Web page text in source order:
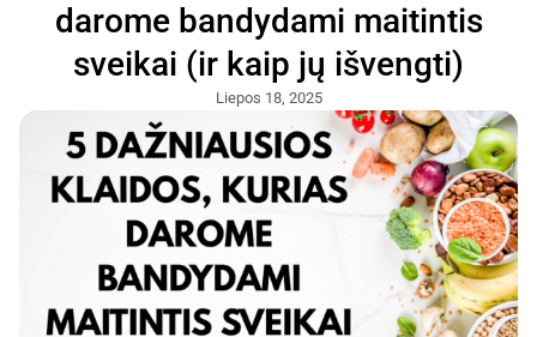
darome bandydami maitintis
sveikai (ir kaip jų išvengti)
Liepos 18, 2025